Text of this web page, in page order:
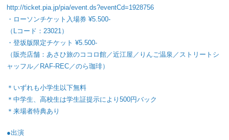
http://ticket.pia.jp/pia/event.ds?eventCd=1928756
・ローソンチケット入場券 ¥5.500-
（Lコード：23021）
・登坂版限定チケット ¥5.500-
（販売店舗：あさひ旅のココロ館／近江屋／りんご温泉／ストリートシ
ャッフル／RAF-REC／のら珈琲）
＊いずれも小学生以下無料
＊中学生、高校生は学生証提示により500円バック
＊来場者特典あり
●出演